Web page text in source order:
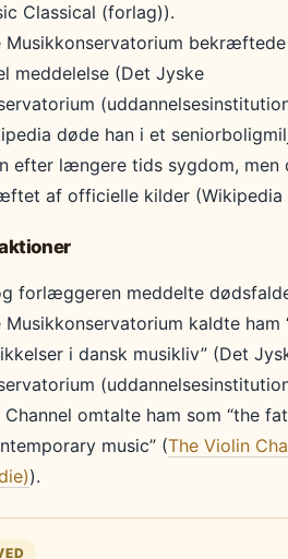
Classical (forlag)).
Musikkonservatorium
meddelelse (Det Jyske
døde han i et
efter længere tids sygdom, men
af officielle kilder (Wikipedia
forlæggeren meddelte
Musikkonservatorium kaldte ham
i dansk musikliv” (Det
Channel omtalte ham som “the
music” (The Violin
).